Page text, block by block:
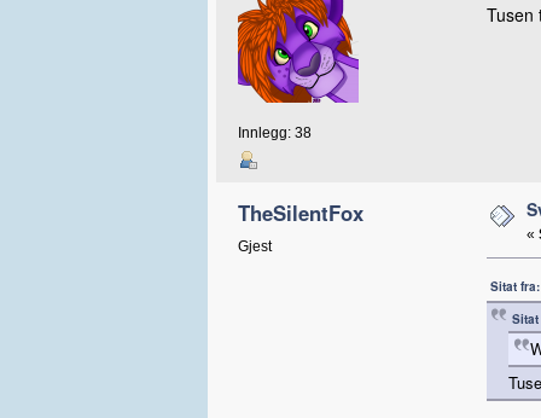
Innlegg: 38
TheSilentFox
Gjest
«
Sitat